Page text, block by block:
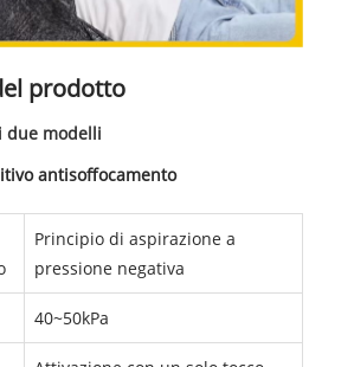
prodotto
due modelli
antisoffocamento
Principio di aspirazione a
pressione negativa
40~50kPa